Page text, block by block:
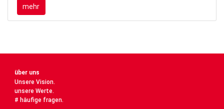
mehr
über uns
Unsere Vision.
unsere Werte.
# häufige fragen.